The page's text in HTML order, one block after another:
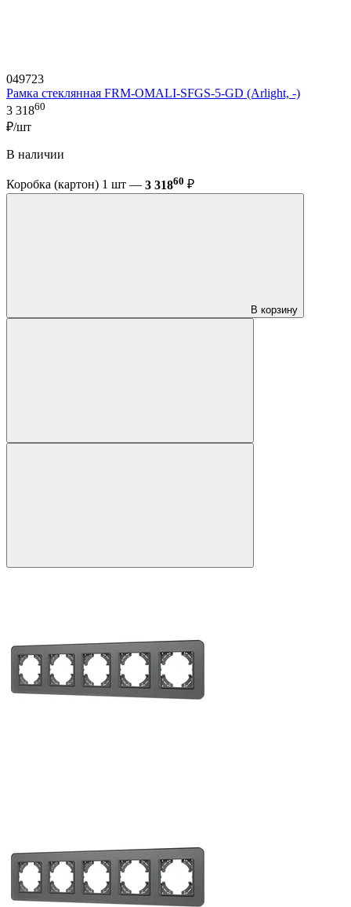
049723
Рамка стеклянная FRM-OMALI-SFGS-5-GD (Arlight, -)
3 31860
₽/шт
В наличии
Коробка (картон) 1 шт — 3 31860 ₽
В корзину